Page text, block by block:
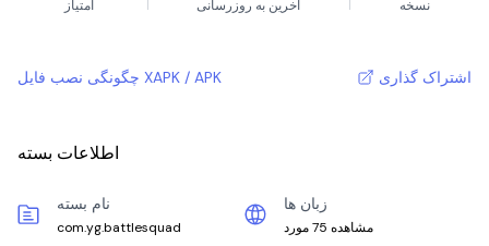
امتیاز آخرین به روزرسانی نسخه
چگونگی نصب فایل XAPK / APK اشتراک گذاری
اطلاعات بسته
نام بسته
com.yg.battlesquad
زبان ها
مشاهده 75 مورد